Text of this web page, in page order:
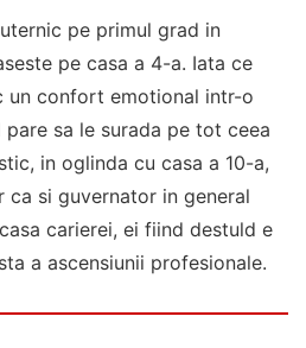
pe primul grad in
pe casa a 4-a. Iata ce
un confort emotional intr-o
sa le surada pe tot ceea
in oglinda cu casa a 10-a,
si guvernator in general
carierei, ei fiind destuld e
a ascensiunii profesionale.